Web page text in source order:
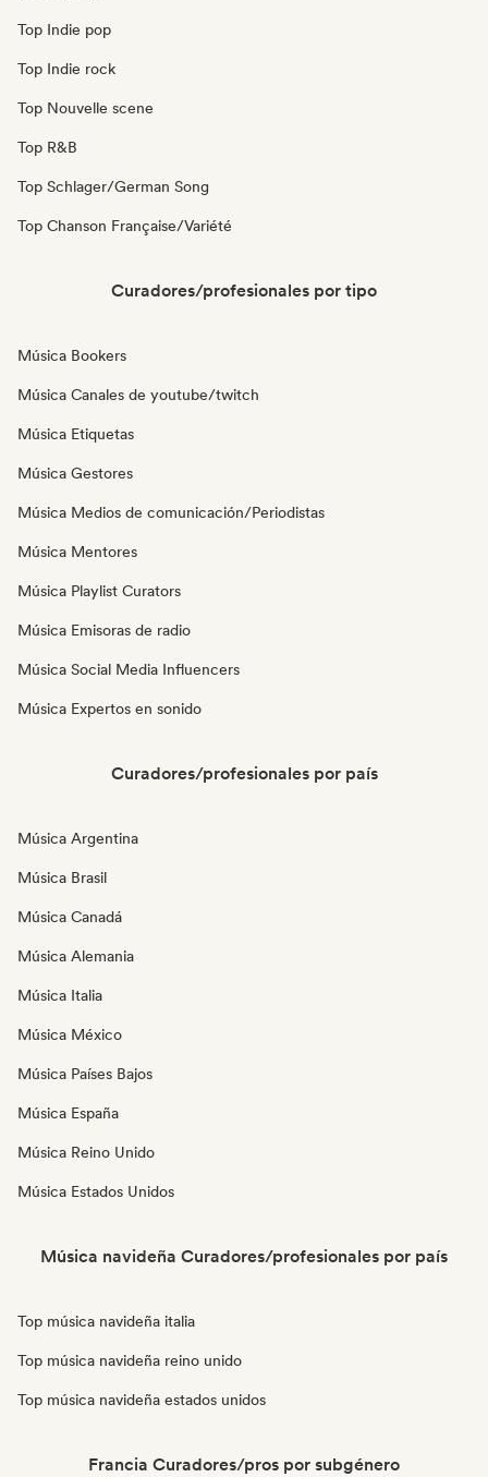
Top Indie pop
Top Indie rock
Top Nouvelle scene
Top R&B
Top Schlager/German Song
Top Chanson Française/Variété
Curadores/profesionales por tipo
Música Bookers
Música Canales de youtube/twitch
Música Etiquetas
Música Gestores
Música Medios de comunicación/Periodistas
Música Mentores
Música Playlist Curators
Música Emisoras de radio
Música Social Media Influencers
Música Expertos en sonido
Curadores/profesionales por país
Música Argentina
Música Brasil
Música Canadá
Música Alemania
Música Italia
Música México
Música Países Bajos
Música España
Música Reino Unido
Música Estados Unidos
Música navideña Curadores/profesionales por país
Top música navideña italia
Top música navideña reino unido
Top música navideña estados unidos
Francia Curadores/pros por subgénero